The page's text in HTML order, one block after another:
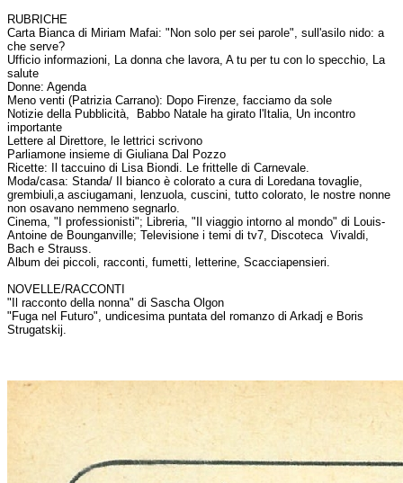
RUBRICHE
Carta Bianca di Miriam Mafai: "Non solo per sei parole", sull'asilo nido: a
che serve?
Ufficio informazioni, La donna che lavora, A tu per tu con lo specchio, La
salute
Donne: Agenda
Meno venti (Patrizia Carrano): Dopo Firenze, facciamo da sole
Notizie della Pubblicità, Babbo Natale ha girato l'Italia, Un incontro
importante
Lettere al Direttore, le lettrici scrivono
Parliamone insieme di Giuliana Dal Pozzo
Ricette: Il taccuino di Lisa Biondi. Le frittelle di Carnevale.
Moda/casa: Standa/ Il bianco è colorato a cura di Loredana tovaglie,
grembiuli,a asciugamani, lenzuola, cuscini, tutto colorato, le nostre nonne
non osavano nemmeno segnarlo.
Cinema, "I professionisti"; Libreria, "Il viaggio intorno al mondo" di Louis-
Antoine de Bounganville; Televisione i temi di tv7, Discoteca Vivaldi,
Bach e Strauss.
Album dei piccoli, racconti, fumetti, letterine, Scacciapensieri.
NOVELLE/RACCONTI
"Il racconto della nonna" di Sascha Olgon
"Fuga nel Futuro", undicesima puntata del romanzo di Arkadj e Boris
Strugatskij.